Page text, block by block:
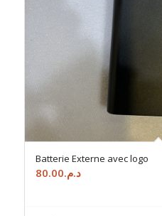
Batterie Externe avec logo
د.م.80.00